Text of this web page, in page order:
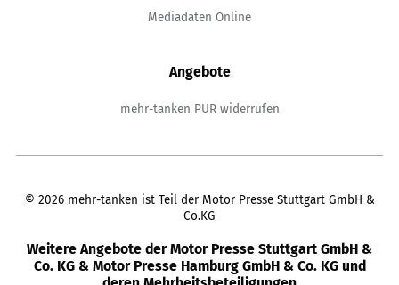
Mediadaten Online
Angebote
mehr-tanken PUR widerrufen
© 2026 mehr-tanken ist Teil der Motor Presse Stuttgart GmbH &
Co.KG
Weitere Angebote der Motor Presse Stuttgart GmbH &
Co. KG & Motor Presse Hamburg GmbH & Co. KG und